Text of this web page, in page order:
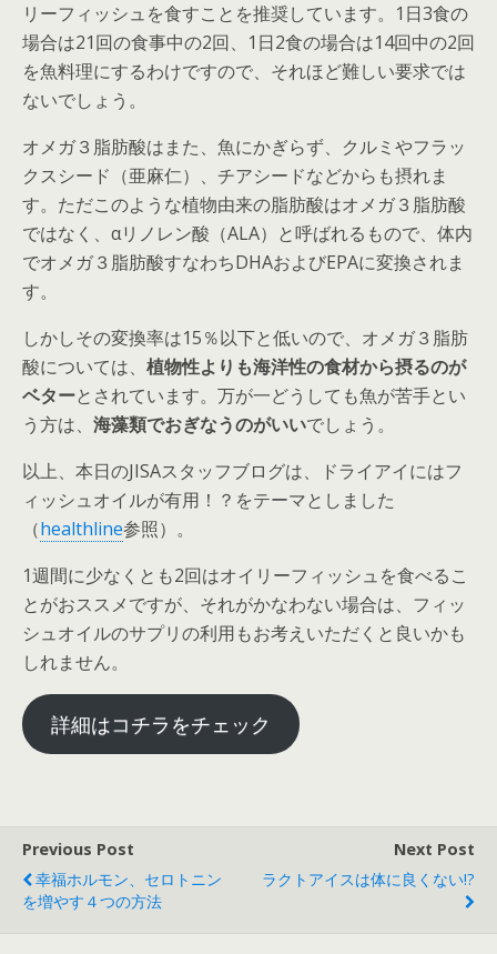
リーフィッシュを食すことを推奨しています。1日3食の
場合は21回の食事中の2回、1日2食の場合は14回中の2回
を魚料理にするわけですので、それほど難しい要求では
ないでしょう。
オメガ３脂肪酸はまた、魚にかぎらず、クルミやフラッ
クスシード（亜麻仁）、チアシードなどからも摂れま
す。ただこのような植物由来の脂肪酸はオメガ３脂肪酸
ではなく、αリノレン酸（ALA）と呼ばれるもので、体内
でオメガ３脂肪酸すなわちDHAおよびEPAに変換されま
す。
しかしその変換率は15％以下と低いので、オメガ３脂肪
酸については、 植物性よりも海洋性の食材から摂るのが
ベターとされています。万が一どうしても魚が苦手とい
う方は、 海藻類でおぎなうのがいいでしょう。
以上、本日のJISAスタッフブログは、ドライアイにはフ
ィッシュオイルが有用！？をテーマとしました
（healthline参照）。
1週間に少なくとも2回はオイリーフィッシュを食べるこ
とがおススメですが、それがかなわない場合は、フィッ
シュオイルのサプリの利用もお考えいただくと良いかも
しれません。
詳細はコチラをチェック
Previous Post
幸福ホルモン、セロトニン
を増やす４つの方法
Next Post
ラクトアイスは体に良くない!?